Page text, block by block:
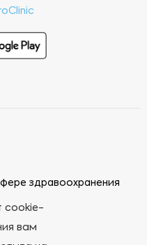
здравоохранения
cookie-
вам